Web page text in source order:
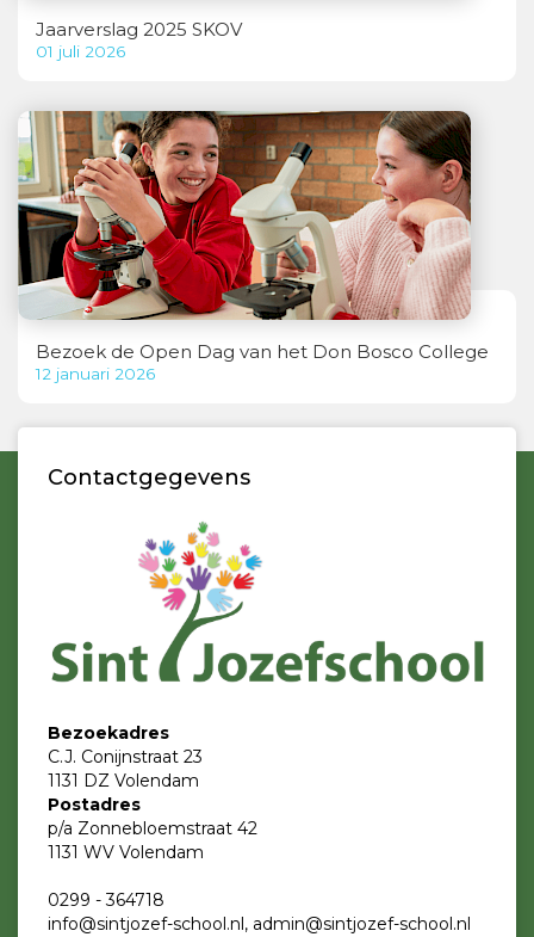
Jaarverslag 2025 SKOV
01 juli 2026
Bezoek de Open Dag van het Don Bosco College
12 januari 2026
Contactgegevens
Bezoekadres
C.J. Conijnstraat 23
1131 DZ Volendam
Postadres
p/a Zonnebloemstraat 42
1131 WV Volendam
0299 - 364718
info@sintjozef-school.nl, admin@sintjozef-school.nl